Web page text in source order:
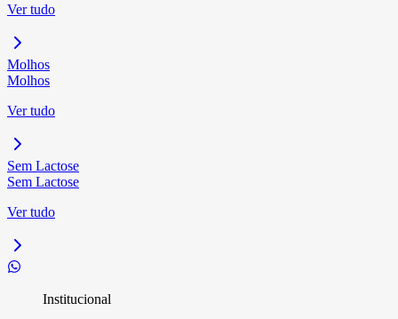
Ver tudo
Molhos
Molhos
Ver tudo
Sem Lactose
Sem Lactose
Ver tudo
Institucional